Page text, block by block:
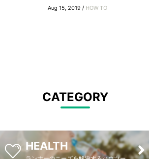
Aug 15, 2019 / HOW TO
CATEGORY
HEALTH